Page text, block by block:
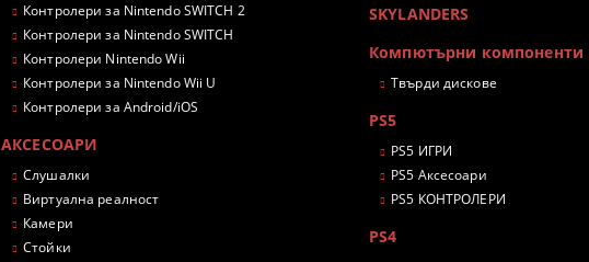
Контролери за Nintendo SWITCH 2
Контролери за Nintendo SWITCH
Контролери Nintendo Wii
Контролери за Nintendo Wii U
Контролери за Android/iOS
АКСЕСОАРИ
Слушалки
Виртуална реалност
Камери
Стойки
SKYLANDERS
Компютърни компоненти
Твърди дискове
PS5
PS5 ИГРИ
PS5 Аксесоари
PS5 КОНТРОЛЕРИ
PS4